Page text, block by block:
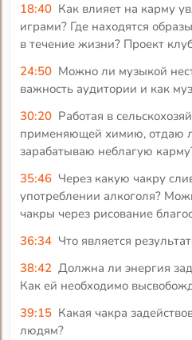
18:40 Как влияет на карму
играми? Где находятся
в течение жизни? Проект
24:50 Можно ли музыкой
важность аудитории и как
30:20 Работая в
применяющей химию, отдаю
зарабатываю неблагую
35:46 Через какую чакру
употреблении алкоголя?
чакры через рисование
36:34 Что является
38:42 Должна ли энергия
Как ей необходимо
39:15 Какая чакра
людям?